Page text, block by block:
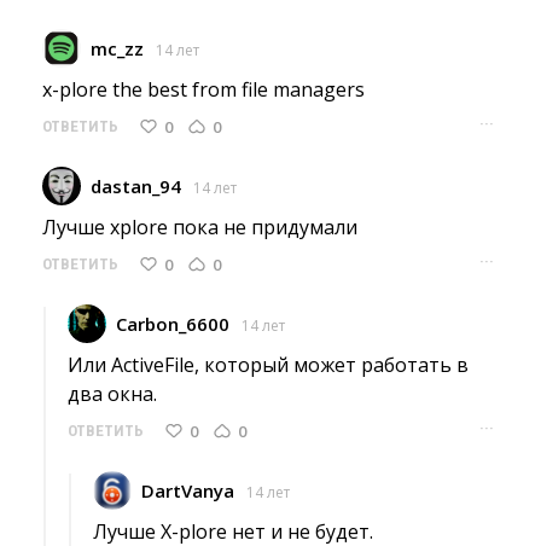
mc_zz 14 лет
x-plore the best from file managers
ОТВЕТИТЬ 0 0 ···
dastan_94 14 лет
Лучше xplore пока не придумали
ОТВЕТИТЬ 0 0 ···
Carbon_6600 14 лет
Или ActiveFile, который может работать в
два окна.
ОТВЕТИТЬ 0 0 ···
DartVanya 14 лет
Лучше X-plore нет и не будет.